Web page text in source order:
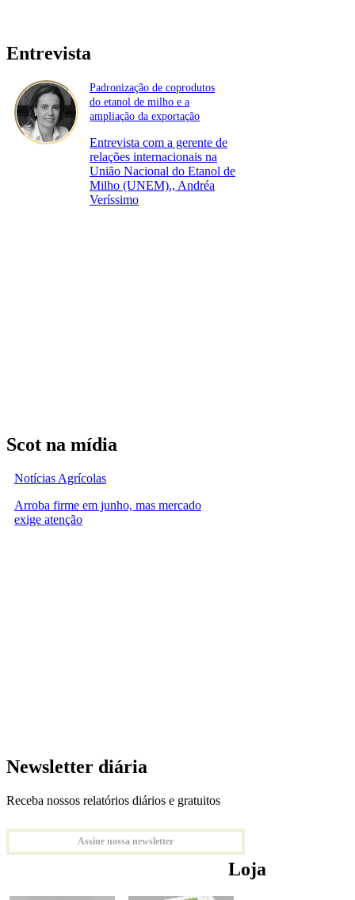
Entrevista
Padronização de coprodutos
do etanol de milho e a
ampliação da exportação
Entrevista com a gerente de
relações internacionais na
União Nacional do Etanol de
Milho (UNEM)., Andréa
Veríssimo
Scot na mídia
Notícias Agrícolas
Arroba firme em junho, mas mercado
exige atenção
Newsletter diária
Receba nossos relatórios diários e gratuitos
Assine nossa newsletter
Loja